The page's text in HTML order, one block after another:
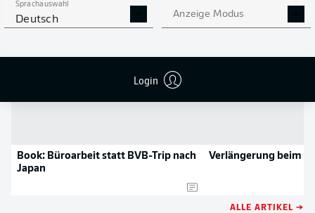
Sprachauswahl
Deutsch Anzeige Modus
Login
Book: Büroarbeit statt BVB-Trip nach
Japan
Verlängerung beim
ALLE ARTIKEL →